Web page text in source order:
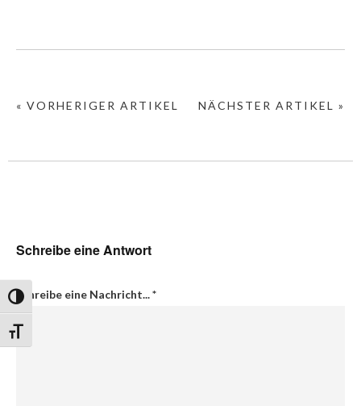
Umschalten auf hohe Kontraste
Schrift vergrößern
NÄCHSTER ARTIKEL »
« VORHERIGER ARTIKEL
Schreibe eine Antwort
Schreibe eine Nachricht...*